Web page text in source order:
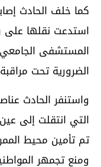
كما خلف الحادث
استدعت نقلها
المستشفى
الضرورية تحت
واستنفر الحادث
التي انتقلت إلى
تم تأمين محيط
ومنع تجمهر